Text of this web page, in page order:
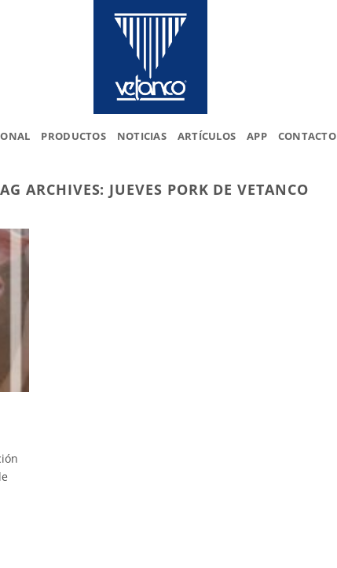
PRODUCTOS NOTICIAS ARTÍCULOS APP CONTACTO
ARCHIVES: JUEVES PORK DE VETANCO